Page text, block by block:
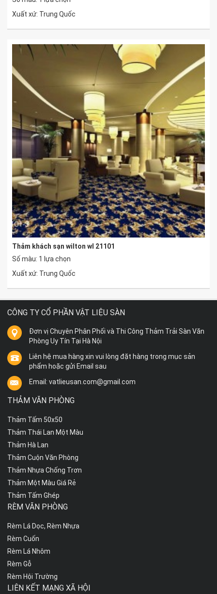
Xuất xứ: Trung Quốc
Thảm khách sạn wilton wl 21101
Số màu: 1 lựa chọn
Xuất xứ: Trung Quốc
CÔNG TY CỔ PHẦN VẬT LIỆU SÀN
Đơn vị Chuyên Phân Phối và Thi Công Thảm Trải Sàn Văn
Phòng Uy Tín Tại Hà Nội
Liên hệ mua hàng xin vui lòng đặt hàng trong mục sản
phẩm hoặc gửi Email sau
Email: vatlieusan.com@gmail.com
THẢM VĂN PHÒNG
Thảm Tấm 50x50
Thảm Thái Lan Một Màu
Thảm Hà Lan
Thảm Cuộn Văn Phòng
Thảm Nhựa Chống Trơn
Thảm Một Màu Giá Rẻ
Thảm Tấm Ghép
RÈM VĂN PHÒNG
Rèm Lá Dọc, Rèm Nhựa
Rèm Cuốn
Rèm Lá Nhôm
Rèm Gỗ
Rèm Hội Trường
LIÊN KẾT MẠNG XÃ HỘI